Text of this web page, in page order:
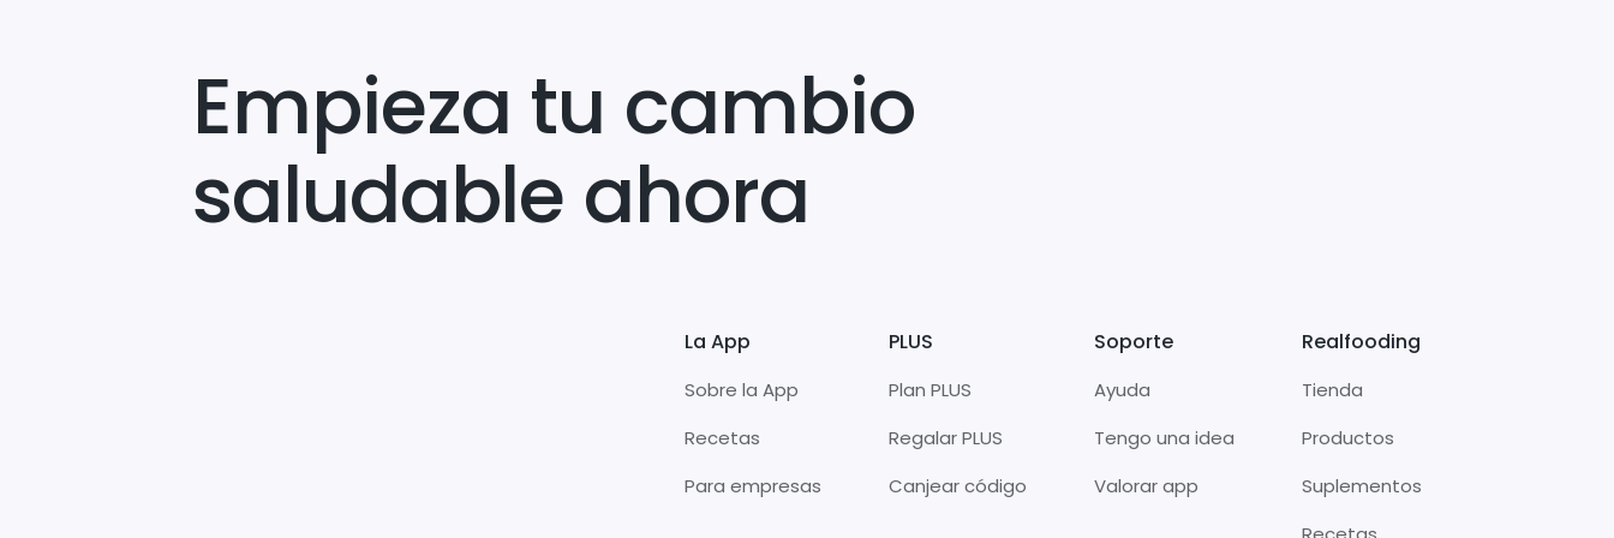
Empieza tu cambio
saludable ahora
La App
Sobre la App
Recetas
Para empresas
PLUS
Plan PLUS
Regalar PLUS
Canjear código
Soporte
Ayuda
Tengo una idea
Valorar app
Realfooding
Tienda
Productos
Suplementos